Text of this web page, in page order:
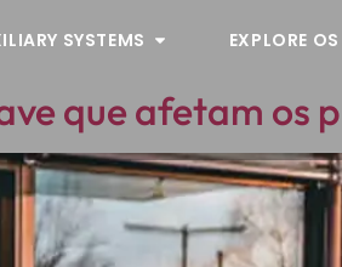
SYSTEMS EXPLORE
que afetam os